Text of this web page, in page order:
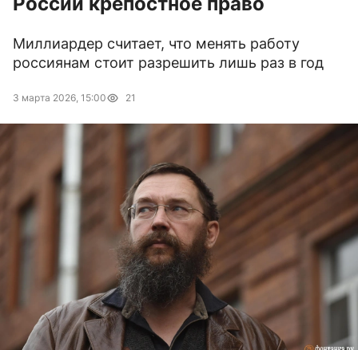
Миллиардер считает, что менять работу
россиянам стоит разрешить лишь раз в год
3 марта 2026, 15:00 21